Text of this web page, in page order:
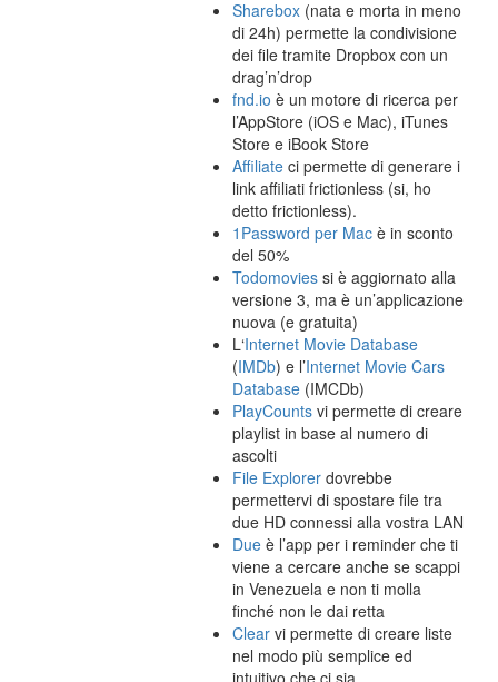
Sharebox (nata e morta in meno
di 24h) permette la condivisione
dei file tramite Dropbox con un
drag’n’drop
fnd.io è un motore di ricerca per
l’AppStore (iOS e Mac), iTunes
Store e iBook Store
Affiliate ci permette di generare i
link affiliati frictionless (si, ho
detto frictionless).
1Password per Mac è in sconto
del 50%
Todomovies si è aggiornato alla
versione 3, ma è un’applicazione
nuova (e gratuita)
L‘Internet Movie Database
(IMDb) e l’Internet Movie Cars
Database (IMCDb)
PlayCounts vi permette di creare
playlist in base al numero di
ascolti
File Explorer dovrebbe
permettervi di spostare file tra
due HD connessi alla vostra LAN
Due è l’app per i reminder che ti
viene a cercare anche se scappi
in Venezuela e non ti molla
finché non le dai retta
Clear vi permette di creare liste
nel modo più semplice ed
intuitivo che ci sia